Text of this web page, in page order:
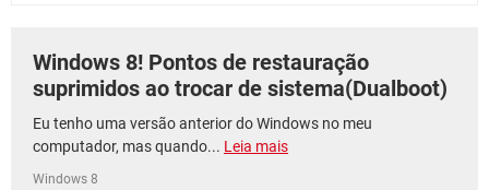
Windows 8! Pontos de restauração
suprimidos ao trocar de sistema(Dualboot)
Eu tenho uma versão anterior do Windows no meu
computador, mas quando... Leia mais
Windows 8